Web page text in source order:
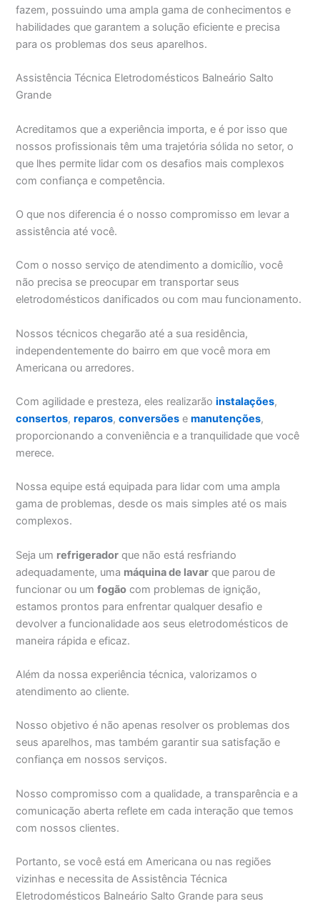
fazem, possuindo uma ampla gama de conhecimentos e
habilidades que garantem a solução eficiente e precisa
para os problemas dos seus aparelhos.
Assistência Técnica Eletrodomésticos Balneário Salto
Grande
Acreditamos que a experiência importa, e é por isso que
nossos profissionais têm uma trajetória sólida no setor, o
que lhes permite lidar com os desafios mais complexos
com confiança e competência.
O que nos diferencia é o nosso compromisso em levar a
assistência até você.
Com o nosso serviço de atendimento a domicílio, você
não precisa se preocupar em transportar seus
eletrodomésticos danificados ou com mau funcionamento.
Nossos técnicos chegarão até a sua residência,
independentemente do bairro em que você mora em
Americana ou arredores.
Com agilidade e presteza, eles realizarãoinstalações,
consertos,reparos,conversões emanutenções,
proporcionando a conveniência e a tranquilidade que você
merece.
Nossa equipe está equipada para lidar com uma ampla
gama de problemas, desde os mais simples até os mais
complexos.
Seja um refrigerador que não está resfriando
adequadamente, uma máquina de lavar que parou de
funcionar ou umfogão com problemas de ignição,
estamos prontos para enfrentar qualquer desafio e
devolver a funcionalidade aos seus eletrodomésticos de
maneira rápida e eficaz.
Além da nossa experiência técnica, valorizamos o
atendimento ao cliente.
Nosso objetivo é não apenas resolver os problemas dos
seus aparelhos, mas também garantir sua satisfação e
confiança em nossos serviços.
Nosso compromisso com a qualidade, a transparência e a
comunicação aberta reflete em cada interação que temos
com nossos clientes.
Portanto, se você está em Americana ou nas regiões
vizinhas e necessita de Assistência Técnica
Eletrodomésticos Balneário Salto Grande para seus